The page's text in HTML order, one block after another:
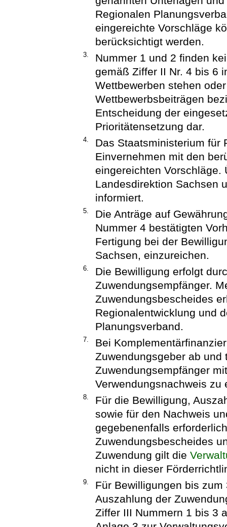
Regionalen
eingereichte Vorschläge
berücksichtigt werden.
3.
Nummer 1 und 2 finden
gemäß Ziffer II Nr. 4 bis 6
Wettbewerben stehen
Wettbewerbsbeiträgen
Entscheidung der
Prioritätensetzung dar.
4.
Das Staatsministerium für
Einvernehmen mit den
eingereichten Vorschläge.
Landesdirektion Sachsen
informiert.
5.
Die Anträge auf
Nummer 4 bestätigten
Fertigung bei der
Sachsen, einzureichen.
6.
Die Bewilligung erfolgt
Zuwendungsempfänger.
Zuwendungsbescheides
Regionalentwicklung und
Planungsverband.
7.
Bei
Zuwendungsgeber ab
Zuwendungsempfänger
Verwendungsnachweis zu
8.
Für die Bewilligung,
sowie für den Nachweis
gegebenenfalls
Zuwendungsbescheides
Zuwendung gilt die
nicht in dieser
9.
Für Bewilligungen bis
Auszahlung der
Ziffer III Nummern 1 bis 3